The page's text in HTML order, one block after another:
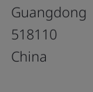
Guangdong
518110
China